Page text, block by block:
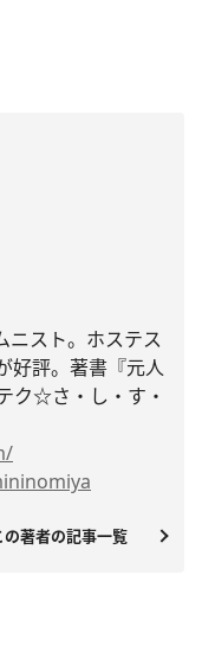
スト。 ホステス
好評。著書『元人
ク☆さ・し・す・
の著者の記事一覧